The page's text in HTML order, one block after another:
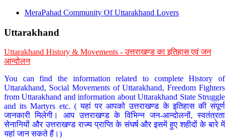
MeraPahad Community Of Uttarakhand Lovers
Uttarakhand
Uttarakhand History & Movements - उत्तराखण्ड का इतिहास एवं जन
आन्दोलन
You can find the information related to complete History of
Uttarakhand, Social Movements of Uttarakhand, Freedom Fighters
from Uttarakhand and information about Uttarakhand State Struggle
and its Martyrs etc. ( यहां पर आपको उत्तराखण्ड के इतिहास की संपूर्ण
जानकारी मिलेगी। आप उत्तराखण्ड के विभिन्न जन-आन्दोलनों, स्वतंत्रता
सेनानियों और उत्तराखण्ड राज्य प्राप्ति के संघर्ष और इसमें हुए शहीदों के बारे में
यहां जान सकते हैं।)